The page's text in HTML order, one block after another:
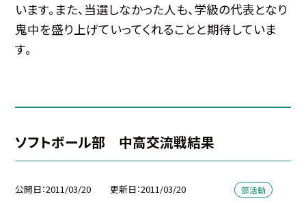
います。また、当選しなかった人も、学級の代表となり
鬼中を盛り上げていってくれることと期待していま
す。
ソフトボール部 中高交流戦結果
公開日 2011/03/20 更新日 2011/03/20 部活動